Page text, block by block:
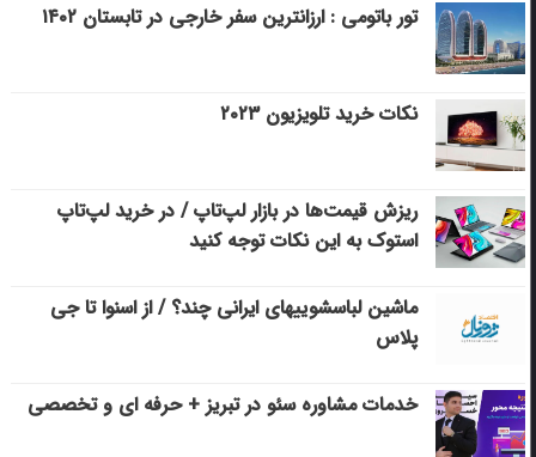
تور باتومی : ارزانترین سفر خارجی در تابستان ۱۴۰۲
نکات خرید تلویزیون ۲۰۲۳
ریزش قیمت‌ها در بازار لپ‌تاپ / در خرید لپ‌تاپ
استوک به این نکات توجه کنید
ماشین لباسشویی‎های ایرانی چند؟ / از اسنوا تا جی
پلاس
خدمات مشاوره سئو در تبریز + حرفه ای و تخصصی